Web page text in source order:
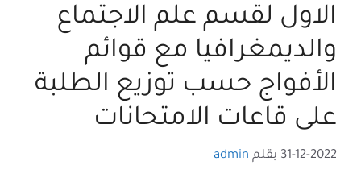
الاول لقسم علم الاجتماع
والديمغرافيا مع قوائم
الأفواج حسب توزيع الطلبة
على قاعات الامتحانات
31-12-2022 بقلم admin